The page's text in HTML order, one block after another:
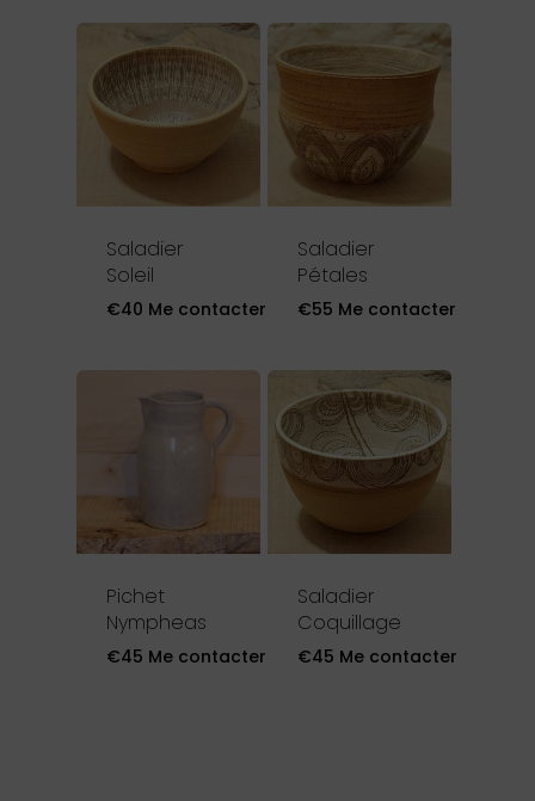
Saladier
Soleil
€40 Me contacter
Saladier
Pétales
€55 Me contacter
Pichet
Nympheas
€45 Me contacter
Saladier
Coquillage
€45 Me contacter